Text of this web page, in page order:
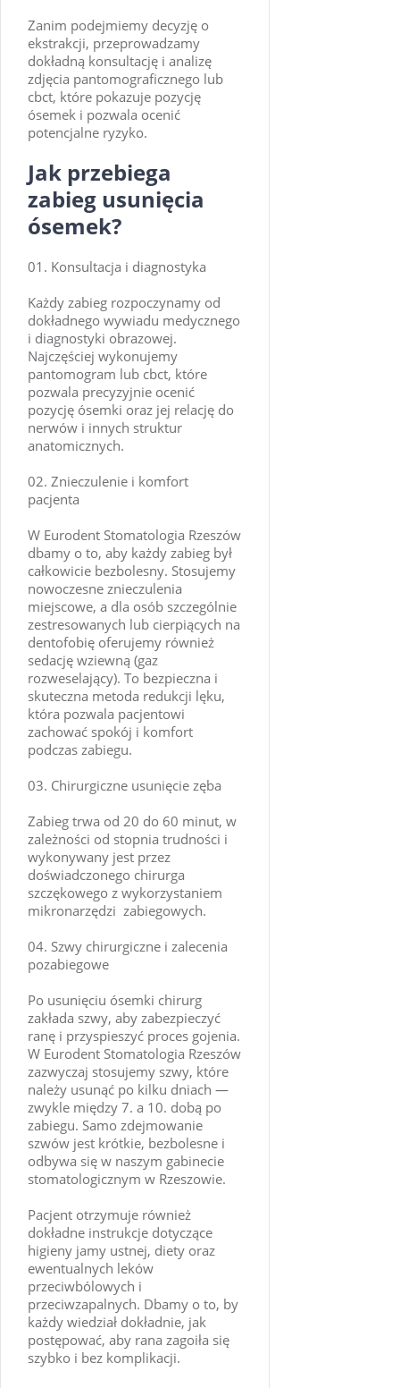
Zanim podejmiemy decyzję o
ekstrakcji, przeprowadzamy
dokładną konsultację i analizę
zdjęcia pantomograficznego lub
cbct, które pokazuje pozycję
ósemek i pozwala ocenić
potencjalne ryzyko.
Jak przebiega
zabieg usunięcia
ósemek?
Konsultacja i diagnostyka
Każdy zabieg rozpoczynamy od
dokładnego wywiadu medycznego
i diagnostyki obrazowej.
Najczęściej wykonujemy
pantomogram lub cbct, które
pozwala precyzyjnie ocenić
pozycję ósemki oraz jej relację do
nerwów i innych struktur
anatomicznych.
Znieczulenie i komfort
pacjenta
W Eurodent Stomatologia Rzeszów
dbamy o to, aby każdy zabieg był
całkowicie bezbolesny. Stosujemy
nowoczesne znieczulenia
miejscowe, a dla osób szczególnie
zestresowanych lub cierpiących na
dentofobię oferujemy również
sedację wziewną (gaz
rozweselający). To bezpieczna i
skuteczna metoda redukcji lęku,
która pozwala pacjentowi
zachować spokój i komfort
podczas zabiegu.
Chirurgiczne usunięcie zęba
Zabieg trwa od 20 do 60 minut, w
zależności od stopnia trudności i
wykonywany jest przez
doświadczonego chirurga
szczękowego z wykorzystaniem
mikronarzędzi zabiegowych.
Szwy chirurgiczne i zalecenia
pozabiegowe
Po usunięciu ósemki chirurg
zakłada szwy, aby zabezpieczyć
ranę i przyspieszyć proces gojenia.
W Eurodent Stomatologia Rzeszów
zazwyczaj stosujemy szwy, które
należy usunąć po kilku dniach —
zwykle między 7. a 10. dobą po
zabiegu. Samo zdejmowanie
szwów jest krótkie, bezbolesne i
odbywa się w naszym gabinecie
stomatologicznym w Rzeszowie.
Pacjent otrzymuje również
dokładne instrukcje dotyczące
higieny jamy ustnej, diety oraz
ewentualnych leków
przeciwbólowych i
przeciwzapalnych. Dbamy o to, by
każdy wiedział dokładnie, jak
postępować, aby rana zagoiła się
szybko i bez komplikacji.